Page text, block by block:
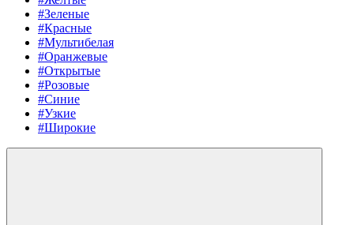
#Зеленые
#Красные
#Мультибелая
#Оранжевые
#Открытые
#Розовые
#Синие
#Узкие
#Широкие